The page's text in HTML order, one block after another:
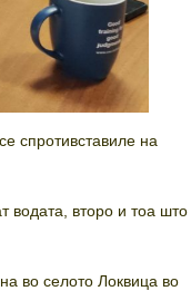
спротивставиле на
водата, второ и тоа што
во селото Локвица во